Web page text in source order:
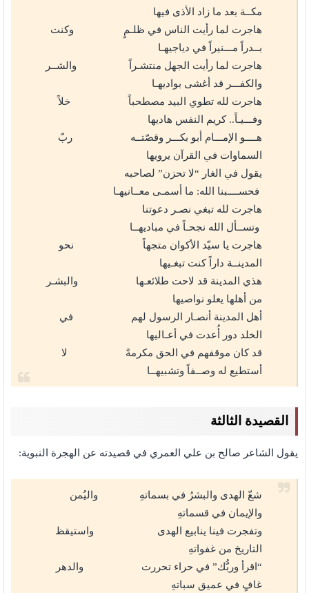
مكــة بعد ما زاد الأذى فيها
هاجرت لما رأيت الناس في ظلـمٍ وكنت
بــدراً مـــنيراً في دياجيهـا
هاجرت لما رأيت الجهل منتشـراً والشــر
والكفـــر قد أغشى بواديهـا
هاجرت لله تطوي البيد مصطحباً خلاً
وفـــيـاً.. كريم النفس هاديها
هــــو الإمـــام أبو بكـــر وقصّتــه ربّ
السماوات في القرآن يرويها
يقول في الغار “لا تحزن” لصاحبه
فحســــبنا الله: ما أسمـى معــانيهـا
هاجرت لله تبغي نصـر دعوتنا
وتســأل الله نجحـاً في مباديهــا
هاجرت يا سيّد الأكوان متجهاً نحو
المدينــة داراً كنت تبغـيها
هذي المدينة قد لاحت طلائعـها والبشـر
من أهلها يعلو نواصيها
أهل المدينة أنصـار الرسول لهم في
الخلد دور أُعدت في أعـاليها
قد كان موقفهم في الحق مكرمةً لا
أستطيع له وصــفاً وتشبيهــا
القصيدة الثالثة
يقول الشاعر صالح بن علي العمري في قصيدته عن الهجرة النبوية:
شعّ الهدى والبشرُ في بسماتهِ واليُمن
والإيمان في قسماتهِ
وتفجرت فينا ينابيع الهدى واستيقظ
التاريخ من غفواتهِ
“اقرأ وربُّك” في حراء تحررت والدهر
غافٍ في عميق سباتهِ